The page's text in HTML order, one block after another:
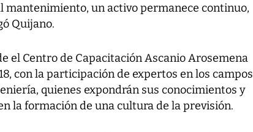
mantenimiento, un activo permanece continuo,
Quijano.
el Centro de Capacitación Ascanio Arosemena
con la participación de expertos en los campos
quienes expondrán sus conocimientos y
la formación de una cultura de la previsión.